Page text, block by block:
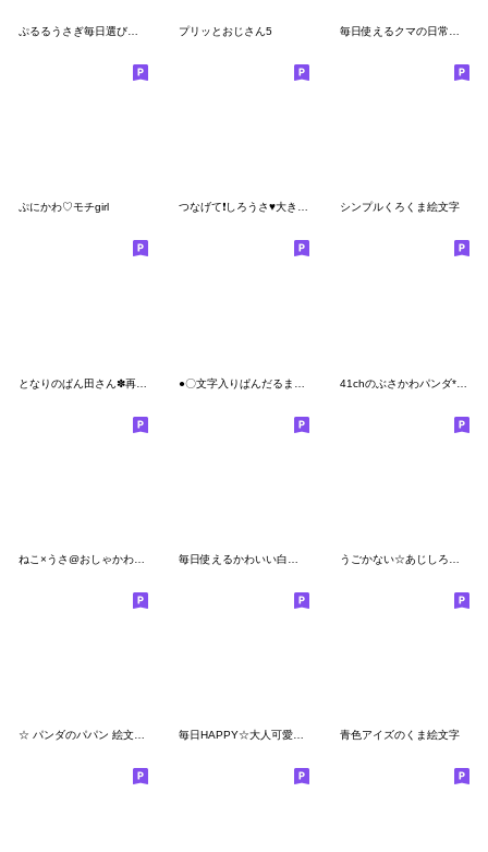
プリッとおじさん5
ぷにかわ♡モチgirl つなげて❗しろうさ♥大きく使える絵文字 シンプルくろくま絵文字
41chのぶさかわパンダ*絵文字 3
☆ パンダのパパン 絵文字 2 ☆ 毎日HAPPY☆大人可愛いスマイル顔絵文字 青色アイズのくま絵文字